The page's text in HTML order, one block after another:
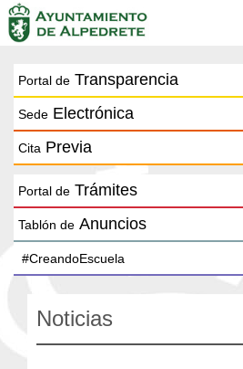
Portal de Transparencia
Sede Electrónica
Cita Previa
Portal de Trámites
Tablón de Anuncios
Noticias